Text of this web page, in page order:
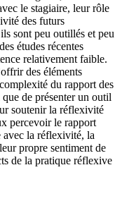
le stagiaire, leur rôle
des futurs
sont peu outillés et peu
études récentes
relativement faible.
des éléments
du rapport des
de présenter un outil
soutenir la réflexivité
percevoir le rapport
avec la réflexivité, la
propre sentiment de
de la pratique réflexive